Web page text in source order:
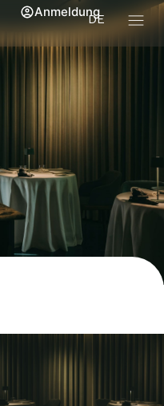
DE
Anmeldung